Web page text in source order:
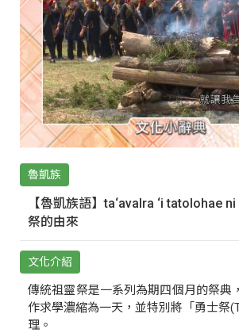
魯凱族
【魯凱族語】ta‘avalra ‘i tatolohae
祭的由來
文化介紹
傳統祖靈祭是一系列為期四個月的祭典
作求學濃縮為一天，並特別將「勇士祭
理。